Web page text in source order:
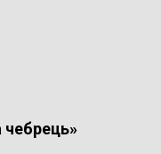
чебрець»